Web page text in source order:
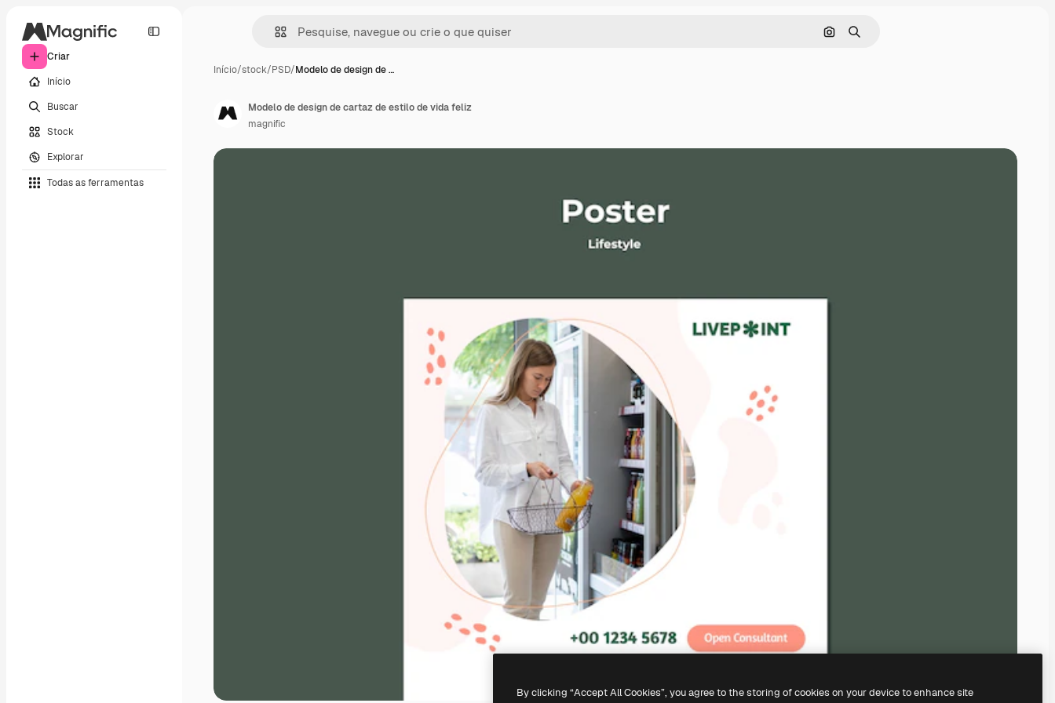
Criar
Início
Buscar
Stock
Explorar
Todas as ferramentas
Pesquisar por imagem
Buscar
Início/stock/PSD/Modelo de design de …
Modelo de design de cartaz de estilo de vida feliz
magnific
By clicking “Accept All Cookies”, you agree to the storing of cookies on your device to enhance site